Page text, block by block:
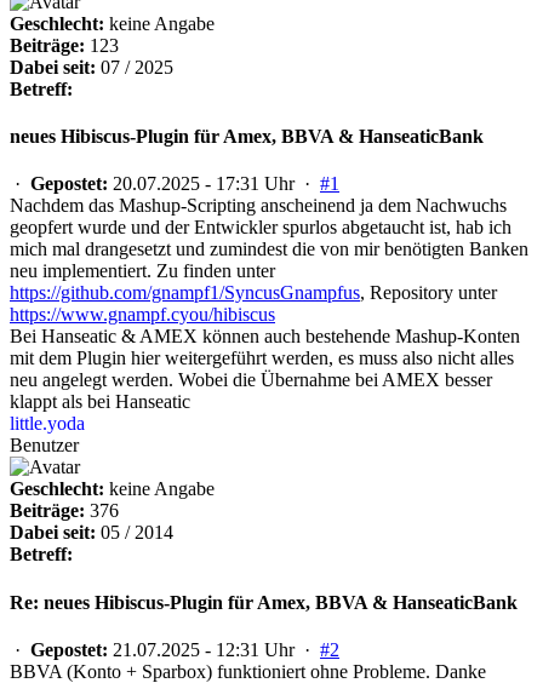
Geschlecht: keine Angabe
Beiträge: 123
Dabei seit: 07 / 2025
Betreff:
neues Hibiscus-Plugin für Amex, BBVA & HanseaticBank
· Gepostet: 20.07.2025 - 17:31 Uhr · #1
Nachdem das Mashup-Scripting anscheinend ja dem Nachwuchs
geopfert wurde und der Entwickler spurlos abgetaucht ist, hab ich
mich mal drangesetzt und zumindest die von mir benötigten Banken
neu implementiert. Zu finden unter
https://github.com/gnampf1/SyncusGnampfus, Repository unter
https://www.gnampf.cyou/hibiscus
Bei Hanseatic & AMEX können auch bestehende Mashup-Konten
mit dem Plugin hier weitergeführt werden, es muss also nicht alles
neu angelegt werden. Wobei die Übernahme bei AMEX besser
klappt als bei Hanseatic
little.yoda
Benutzer
Geschlecht: keine Angabe
Beiträge: 376
Dabei seit: 05 / 2014
Betreff:
Re: neues Hibiscus-Plugin für Amex, BBVA & HanseaticBank
· Gepostet: 21.07.2025 - 12:31 Uhr · #2
BBVA (Konto + Sparbox) funktioniert ohne Probleme. Danke